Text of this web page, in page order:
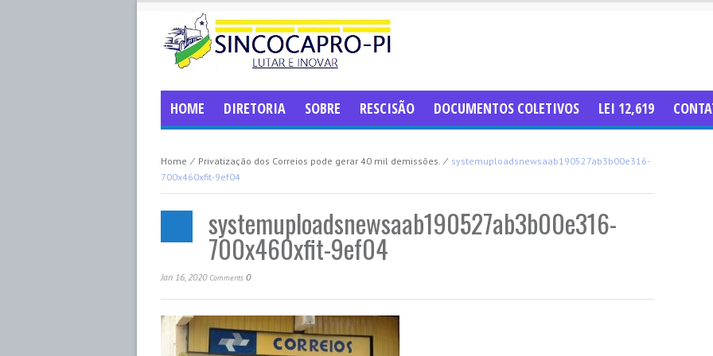
HOME DIRETORIA SOBRE RESCISÃO DOCUMENTOS COLETIVOS LEI 12,619
Home ⁄ Privatização dos Correios pode gerar 40 mil demissões. ⁄ systemuploadsnewsaab190527ab3b00e316-
700x460xfit-9ef04
systemuploadsnewsaab190527ab3b00e316-
700x460xfit-9ef04
Jan 16, 2020Comments 0